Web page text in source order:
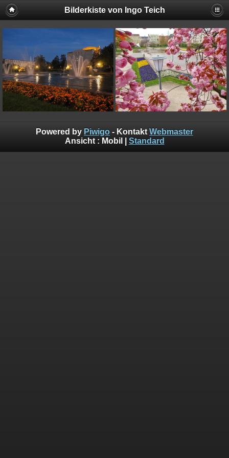
Bilderkiste von Ingo Teich
Powered by Piwigo - Kontakt Webmaster
Ansicht : Mobil Standard